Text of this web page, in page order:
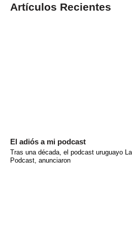
Artículos Recientes
El adiós a mi podcast
Tras una década, el podcast uruguayo
Podcast, anunciaron